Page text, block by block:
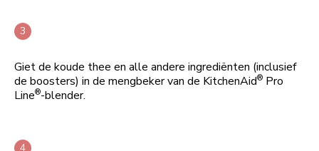
Giet de koude thee en alle andere ingrediënten (inclusief
de boosters) in de mengbeker van de KitchenAid® Pro
Line®-blender.